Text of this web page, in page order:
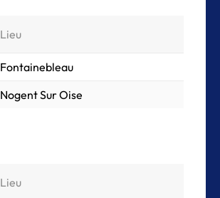
Lieu
Fontainebleau
Nogent Sur Oise
Lieu